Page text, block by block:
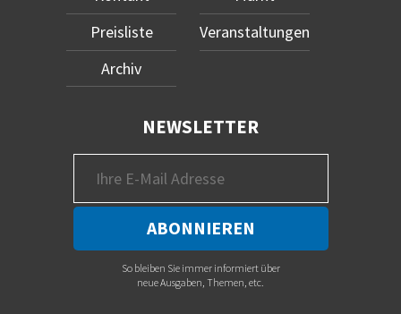
Preisliste
Archiv
Veranstaltungen
NEWSLETTER
So bleiben Sie immer informiert über
neue Ausgaben, Themen, etc.